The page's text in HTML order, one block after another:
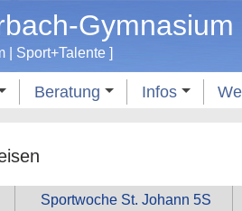
Gymnasium
| Sport+Talente]
Beratung Infos
Sportwoche St. Johann 5S